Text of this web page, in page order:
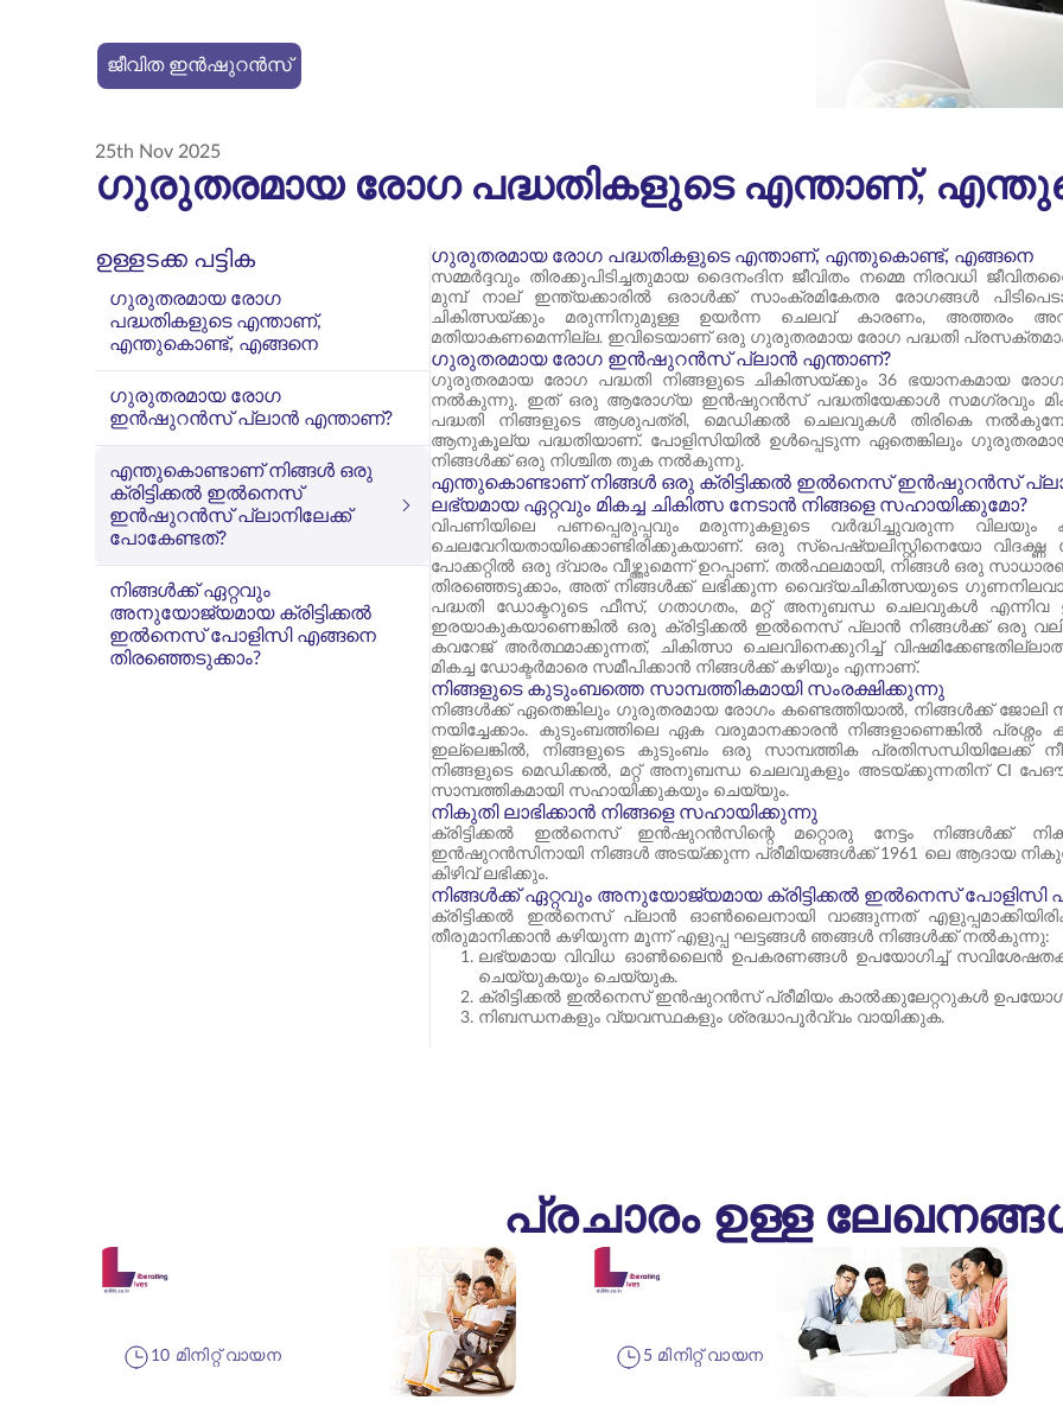
ജീവിത ഇൻഷുറൻസ്
25th Nov 2025
ഗുരുതരമായ രോഗ പദ്ധതികളുടെ എന്താണ്,
ഉള്ളടക്ക പട്ടിക
ഗുരുതരമായ രോഗ
പദ്ധതികളുടെ എന്താണ്,
എന്തുകൊണ്ട്, എങ്ങനെ
ഗുരുതരമായ രോഗ
ഇൻഷുറൻസ് പ്ലാൻ എന്താണ്?
എന്തുകൊണ്ടാണ് നിങ്ങൾ ഒരു
ക്രിട്ടിക്കൽ ഇൽനെസ്
ഇൻഷുറൻസ് പ്ലാനിലേക്ക്
പോകേണ്ടത്?
നിങ്ങൾക്ക് ഏറ്റവും
അനുയോജ്യമായ ക്രിട്ടിക്കൽ
ഇൽനെസ് പോളിസി എങ്ങനെ
തിരഞ്ഞെടുക്കാം?
ഗുരുതരമായ രോഗ പദ്ധതികളുടെ എന്താണ്, എന്തുകൊണ്ട്, എങ്ങനെ
സമ്മർദ്ദവും തിരക്കുപിടിച്ചതുമായ ദൈനംദിന ജീവിതം നമ്മെ നിരവധി
മുമ്പ് നാല് ഇന്ത്യക്കാരിൽ ഒരാൾക്ക് സാംക്രമികേതര രോഗങ്ങൾ
ചികിത്സയ്ക്കും മരുന്നിനുമുള്ള ഉയർന്ന ചെലവ് കാരണം, അത്തരം
മതിയാകണമെന്നില്ല. ഇവിടെയാണ് ഒരു ഗുരുതരമായ രോഗ പദ്ധതി
ഗുരുതരമായ രോഗ ഇൻഷുറൻസ് പ്ലാൻ എന്താണ്?
ഗുരുതരമായ രോഗ പദ്ധതി നിങ്ങളുടെ ചികിത്സയ്ക്കും 36 ഭയാനകമായ
നൽകുന്നു. ഇത് ഒരു ആരോഗ്യ ഇൻഷുറൻസ് പദ്ധതിയേക്കാൾ സമഗ്രവും
പദ്ധതി നിങ്ങളുടെ ആശുപത്രി, മെഡിക്കൽ ചെലവുകൾ തിരികെ
ആനുകൂല്യ പദ്ധതിയാണ്. പോളിസിയിൽ ഉൾപ്പെടുന്ന ഏതെങ്കിലും
നിങ്ങൾക്ക് ഒരു നിശ്ചിത തുക നൽകുന്നു.
എന്തുകൊണ്ടാണ് നിങ്ങൾ ഒരു ക്രിട്ടിക്കൽ ഇൽനെസ് ഇൻഷുറൻസ്
ലഭ്യമായ ഏറ്റവും മികച്ച ചികിത്സ നേടാൻ നിങ്ങളെ സഹായിക്കുമോ?
വിപണിയിലെ പണപ്പെരുപ്പവും മരുന്നുകളുടെ വർദ്ധിച്ചുവരുന്ന
ചെലവേറിയതായിക്കൊണ്ടിരിക്കുകയാണ്. ഒരു സ്പെഷ്യലിസ്റ്റിനെയോ
പോക്കറ്റിൽ ഒരു ദ്വാരം വീഴ്ത്തുമെന്ന് ഉറപ്പാണ്. തൽഫലമായി, നിങ്ങൾ ഒരു
തിരഞ്ഞെടുക്കാം, അത് നിങ്ങൾക്ക് ലഭിക്കുന്ന വൈദ്യചികിത്സയുടെ
പദ്ധതി ഡോക്ടറുടെ ഫീസ്, ഗതാഗതം, മറ്റ് അനുബന്ധ ചെലവുകൾ എന്നിവ
ഇരയാകുകയാണെങ്കിൽ ഒരു ക്രിട്ടിക്കൽ ഇൽനെസ് പ്ലാൻ നിങ്ങൾക്ക് ഒരു
കവറേജ് അർത്ഥമാക്കുന്നത്, ചികിത്സാ ചെലവിനെക്കുറിച്ച്
മികച്ച ഡോക്ടർമാരെ സമീപിക്കാൻ നിങ്ങൾക്ക് കഴിയും എന്നാണ്.
നിങ്ങളുടെ കുടുംബത്തെ സാമ്പത്തികമായി സംരക്ഷിക്കുന്നു
നിങ്ങൾക്ക് ഏതെങ്കിലും ഗുരുതരമായ രോഗം കണ്ടെത്തിയാൽ, നിങ്ങൾക്ക് ജോലി
നയിച്ചേക്കാം. കുടുംബത്തിലെ ഏക വരുമാനക്കാരൻ നിങ്ങളാണെങ്കിൽ
ഇല്ലെങ്കിൽ, നിങ്ങളുടെ കുടുംബം ഒരു സാമ്പത്തിക പ്രതിസന്ധിയിലേക്ക്
നിങ്ങളുടെ മെഡിക്കൽ, മറ്റ് അനുബന്ധ ചെലവുകളും അടയ്ക്കുന്നതിന് CI
സാമ്പത്തികമായി സഹായിക്കുകയും ചെയ്യും.
നികുതി ലാഭിക്കാൻ നിങ്ങളെ സഹായിക്കുന്നു
ക്രിട്ടിക്കൽ ഇൽനെസ് ഇൻഷുറൻസിന്റെ മറ്റൊരു നേട്ടം നിങ്ങൾക്ക്
ഇൻഷുറൻസിനായി നിങ്ങൾ അടയ്ക്കുന്ന പ്രീമിയങ്ങൾക്ക് 1961 ലെ ആദായ
കിഴിവ് ലഭിക്കും.
നിങ്ങൾക്ക് ഏറ്റവും അനുയോജ്യമായ ക്രിട്ടിക്കൽ ഇൽനെസ് പോളിസി
ക്രിട്ടിക്കൽ ഇൽനെസ് പ്ലാൻ ഓൺലൈനായി വാങ്ങുന്നത്
തീരുമാനിക്കാൻ കഴിയുന്ന മൂന്ന് എളുപ്പ ഘട്ടങ്ങൾ ഞങ്ങൾ നിങ്ങൾക്ക് നൽകുന്നു:
ലഭ്യമായ വിവിധ ഓൺലൈൻ ഉപകരണങ്ങൾ ഉപയോഗിച്ച്
ചെയ്യുകയും ചെയ്യുക.
ക്രിട്ടിക്കൽ ഇൽനെസ് ഇൻഷുറൻസ് പ്രീമിയം കാൽക്കുലേറ്ററുകൾ
നിബന്ധനകളും വ്യവസ്ഥകളും ശ്രദ്ധാപൂർവ്വം വായിക്കുക.
പ്രചാരം ഉള്ള
10 മിനിറ്റ് വായന 5 മിനിറ്റ് വായന